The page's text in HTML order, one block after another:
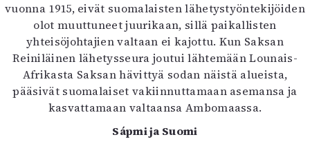
vuonna 1915, eivät suomalaisten lähetystyöntekijöiden
olot muuttuneet juurikaan, sillä paikallisten
yhteisöjohtajien valtaan ei kajottu. Kun Saksan
Reiniläinen lähetysseura joutui lähtemään Lounais-
Afrikasta Saksan hävittyä sodan näistä alueista,
pääsivät suomalaiset vakiinnuttamaan asemansa ja
kasvattamaan valtaansa Ambomaassa.
Sápmi ja Suomi